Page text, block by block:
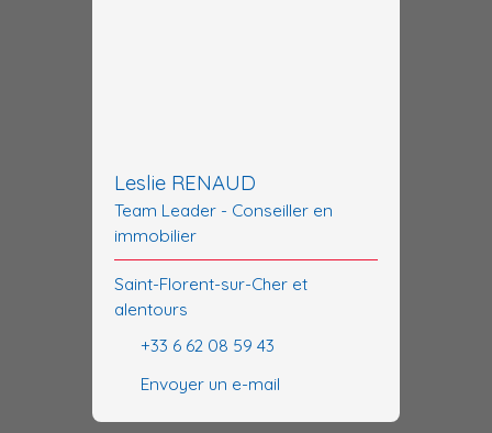
Leslie RENAUD
Team Leader - Conseiller en
immobilier
Saint-Florent-sur-Cher et
alentours
+33 6 62 08 59 43
Envoyer un e-mail